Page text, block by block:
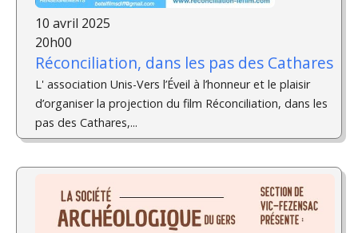
10 avril 2025
20h00
Réconciliation, dans les pas des Cathares
L' association Unis-Vers l’Éveil à l’honneur et le plaisir
d’organiser la projection du film Réconciliation, dans les
pas des Cathares,...